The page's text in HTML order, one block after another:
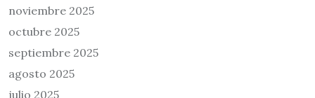
noviembre 2025
octubre 2025
septiembre 2025
agosto 2025
julio 2025